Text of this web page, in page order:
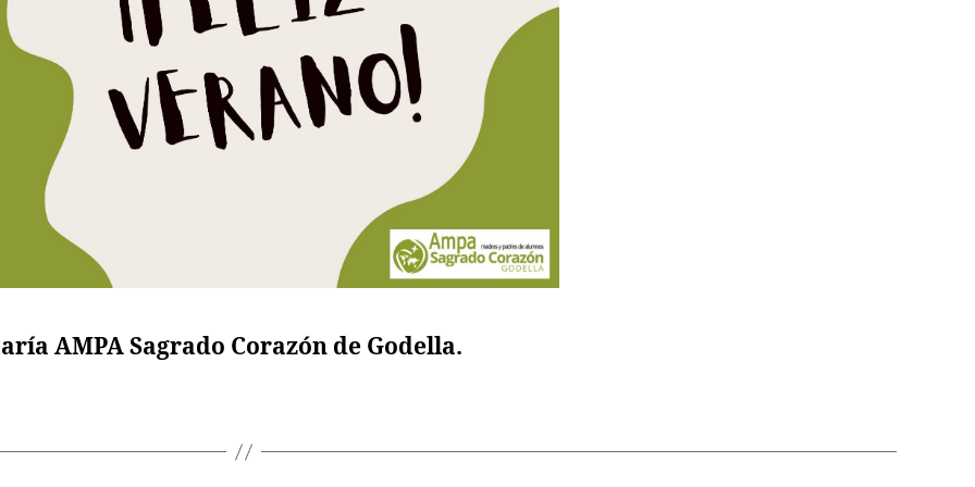
AMPA Sagrado Corazón de Godella.